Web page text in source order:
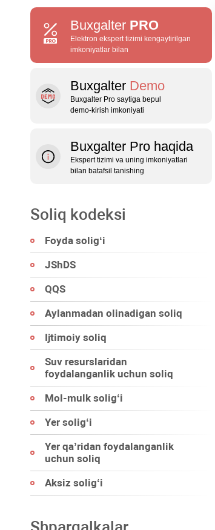
Buxgalter PRO
Elektron ekspert tizimi kengaytirilgan
imkoniyatlar bilan
Buxgalter Demo
Buxgalter Pro saytiga bepul
demo‑kirish imkoniyati
Buxgalter Pro haqida
Ekspert tizimi va uning imkoniyatlari
bilan batafsil tanishing
Soliq kodeksi
Foyda soligʻi
JShDS
QQS
Aylanmadan olinadigan soliq
Ijtimoiy soliq
Suv resurslaridan
foydalanganlik uchun soliq
Mol-mulk soligʻi
Yer soligʻi
Yer qa’ridan foydalanganlik
uchun soliq
Aksiz soligʻi